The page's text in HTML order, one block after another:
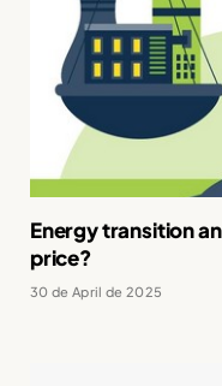
Energy transition
price?
30 de April de 2025